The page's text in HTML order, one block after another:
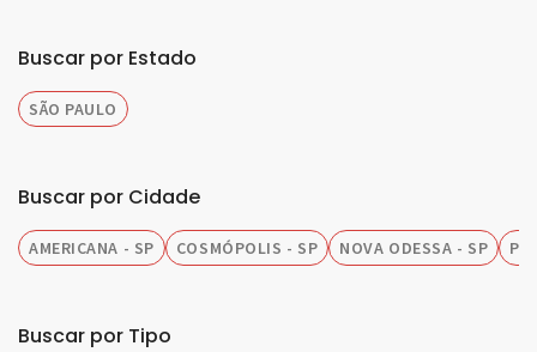
Buscar por Estado
SÃO PAULO
Buscar por Cidade
AMERICANA - SP COSMÓPOLIS - SP NOVA ODESSA - SP
Buscar por Tipo